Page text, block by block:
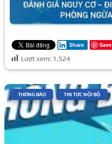
Share Save
Lượt xem: 1.524
THÔNG BÁO TIN TỨC NỘI BỘ